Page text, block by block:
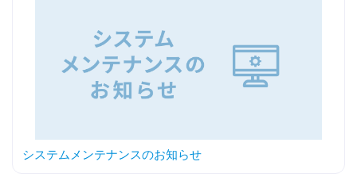
システムメンテナンスのお知らせ